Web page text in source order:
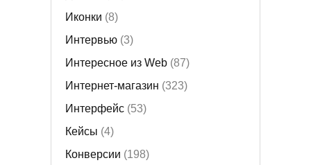
Иконки (8)
Интервью(3)
Интересное из Web(87)
Интернет-магазин (323)
Интерфейс(53)
Кейсы (4)
Конверсии (198)